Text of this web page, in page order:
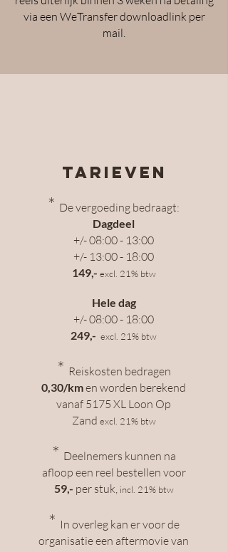
via een WeTransfer downloadlink per
mail.
Tarieven
* Devergoeding bedraagt:
Dagdeel
+/- 08:00 - 13:00
+/- 13:00- 18:00
149,- excl. 21% btw
Hele dag
+/-08:00- 18:00
249,- excl. 21% btw
* Reiskosten bedragen
0,30/kmen worden berekend
vanaf 5175 XL Loon Op
Zand excl. 21% btw
* Deelnemers kunnen na
afloop een reel bestellen voor
59,- per stuk, incl. 21% btw
* In overleg kan er voor de
organisatie een aftermovie van